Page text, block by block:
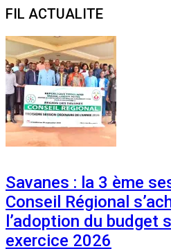
FIL ACTUALITE
Savanes : la 3 ème
Conseil Régional
l’adoption du budget
exercice 2026